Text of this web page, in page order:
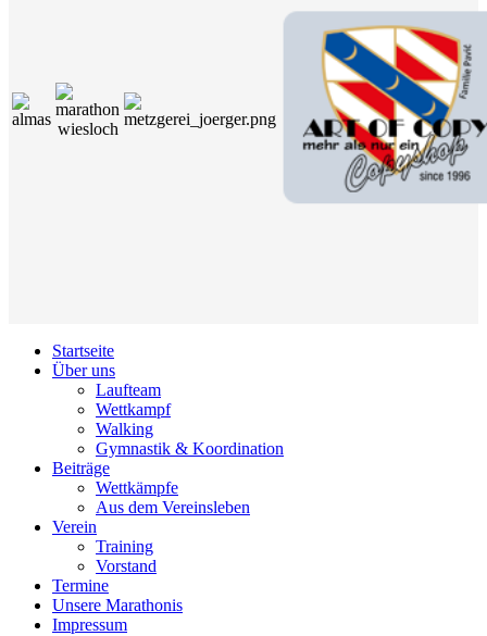
Startseite
Über uns
Laufteam
Wettkampf
Walking
Gymnastik & Koordination
Beiträge
Wettkämpfe
Aus dem Vereinsleben
Verein
Training
Vorstand
Termine
Unsere Marathonis
Impressum